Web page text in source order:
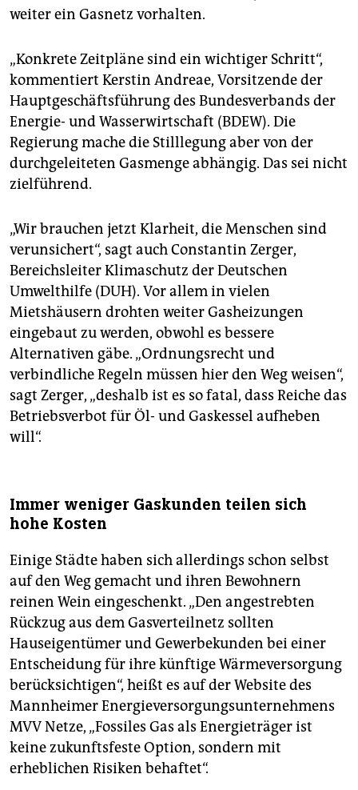
weiter ein Gasnetz vorhalten.
„Konkrete Zeitpläne sind ein wichtiger Schritt“,
kommentiert Kerstin Andreae, Vorsitzende der
Hauptgeschäftsführung des Bundesverbands der
Energie- und Wasserwirtschaft (BDEW). Die
Regierung mache die Stilllegung aber von der
durchgeleiteten Gasmenge abhängig. Das sei nicht
zielführend.
„Wir brauchen jetzt Klarheit, die Menschen sind
verunsichert“, sagt auch Constantin Zerger,
Bereichsleiter Klimaschutz der Deutschen
Umwelthilfe (DUH). Vor allem in vielen
Mietshäusern drohten weiter Gasheizungen
eingebaut zu werden, obwohl es bessere
Alternativen gäbe. „Ordnungsrecht und
verbindliche Regeln müssen hier den Weg weisen“,
sagt Zerger, „deshalb ist es so fatal, dass Reiche das
Betriebsverbot für Öl- und Gaskessel aufheben
will“.
Immer weniger Gaskunden teilen sich
hohe Kosten
Einige Städte haben sich allerdings schon selbst
auf den Weg gemacht und ihren Bewohnern
reinen Wein eingeschenkt. „Den angestrebten
Rückzug aus dem Gasverteilnetz sollten
Hauseigentümer und Gewerbekunden bei einer
Entscheidung für ihre künftige Wärmeversorgung
berücksichtigen“, heißt es auf der Website des
Mannheimer Energieversorgungsunternehmens
MVV Netze, „Fossiles Gas als Energieträger ist
keine zukunftsfeste Option, sondern mit
erheblichen Risiken behaftet“.